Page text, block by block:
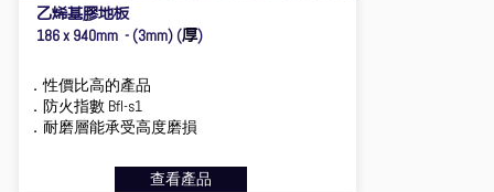
乙烯基膠地板
186 x 940mm - (3mm) (厚)
．性價比高的產品
．防火指數 Bfl-s1
．耐磨層能承受高度磨損
查看產品